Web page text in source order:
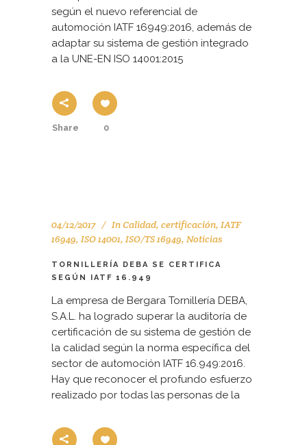
según el nuevo referencial de
automoción IATF 16949:2016, además de
adaptar su sistema de gestión integrado
a la UNE-EN ISO 14001:2015
Share 0
04/12/2017 InCalidad, certificación, IATF
16949, ISO 14001, ISO/TS 16949, Noticias
TORNILLERÍA DEBA SE CERTIFICA
SEGÚN IATF 16.949
La empresa de Bergara Tornillería DEBA,
S.A.L. ha logrado superar la auditoría de
certificación de su sistema de gestión de
la calidad según la norma específica del
sector de automoción IATF 16.949:2016.
Hay que reconocer el profundo esfuerzo
realizado por todas las personas de la